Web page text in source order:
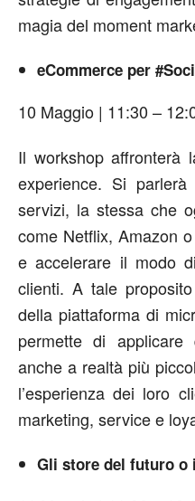
magia del moment
eCommerce per
10 Maggio | 11:30 –
Il workshop affronterà
experience. Si
servizi, la stessa che
come Netflix, Amazon
e accelerare il modo
clienti. A tale
della piattaforma di
permette di applicare
anche a realtà più
l’esperienza dei loro
marketing, service e
Gli store del futuro